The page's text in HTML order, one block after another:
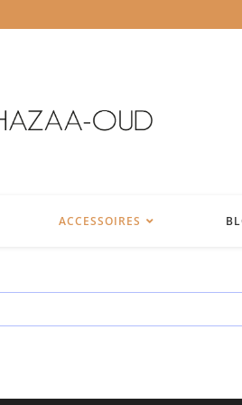
ACCESSOIRES